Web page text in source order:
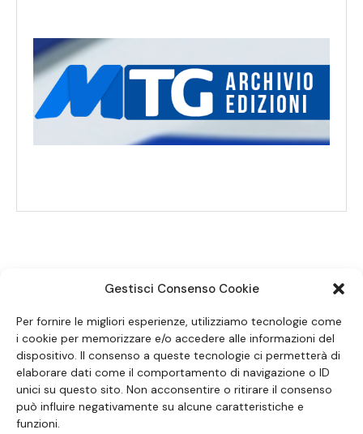
Gestisci Consenso Cookie
Per fornire le migliori esperienze, utilizziamo tecnologie come
i cookie per memorizzare e/o accedere alle informazioni del
dispositivo. Il consenso a queste tecnologie ci permetterà di
elaborare dati come il comportamento di navigazione o ID
unici su questo sito. Non acconsentire o ritirare il consenso
può influire negativamente su alcune caratteristiche e
funzioni.
SEGUICI SUI SOCIAL